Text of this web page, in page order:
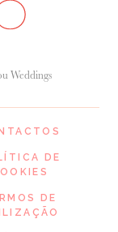
Weddings
DE
DE